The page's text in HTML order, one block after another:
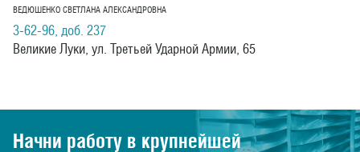
ВЕДЮШЕНКО СВЕТЛАНА АЛЕКСАНДРОВНА
3-62-96, доб. 237
Великие Луки, ул. Третьей Ударной Армии, 65
Начни работу в крупнейшей